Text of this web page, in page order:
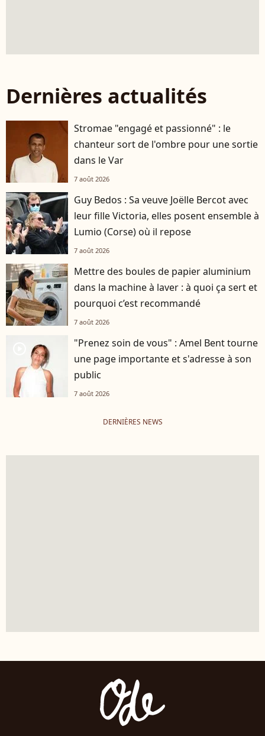
Dernières actualités
Stromae "engagé et passionné" : le
chanteur sort de l'ombre pour une sortie
dans le Var
7 août 2026
Guy Bedos : Sa veuve Joëlle Bercot avec
leur fille Victoria, elles posent ensemble à
Lumio (Corse) où il repose
7 août 2026
Mettre des boules de papier aluminium
dans la machine à laver : à quoi ça sert et
pourquoi c’est recommandé
7 août 2026
"Prenez soin de vous" : Amel Bent tourne
une page importante et s'adresse à son
public
7 août 2026
DERNIÈRES NEWS